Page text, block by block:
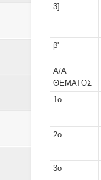
3]
β'
Α/Α
ΘΕΜΑΤΟΣ
1ο
2ο
3ο